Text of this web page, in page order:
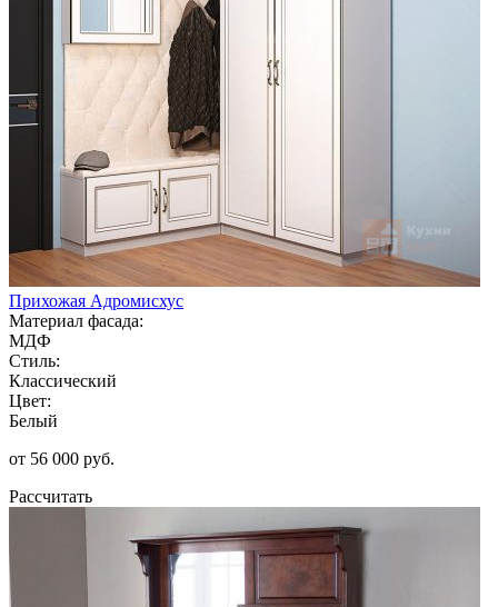
Прихожая Адромисхус
Материал фасада:
МДФ
Стиль:
Классический
Цвет:
Белый
от 56 000 руб.
Рассчитать